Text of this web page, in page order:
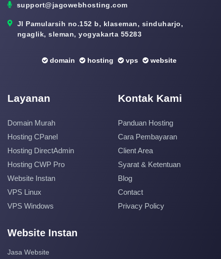
support@jagowebhosting.com
Jl Pamularsih no.152 b, klaseman, sinduharjo,
ngaglik, sleman, yogyakarta 55283
domain hosting vps website
Layanan
Domain Murah
Hosting CPanel
Hosting DirectAdmin
Hosting CWP Pro
Website Instan
VPS Linux
VPS Windows
Kontak Kami
Panduan Hosting
Cara Pembayaran
Client Area
Syarat & Ketentuan
Blog
Contact
Privacy Policy
Website Instan
Jasa Website